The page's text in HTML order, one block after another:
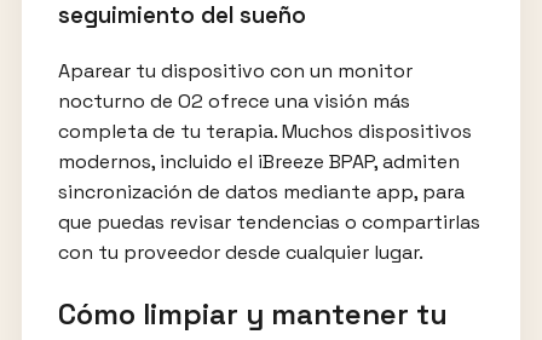
seguimiento del sueño
Aparear tu dispositivo con un monitor
nocturno de O2 ofrece una visión más
completa de tu terapia. Muchos dispositivos
modernos, incluido el iBreeze BPAP, admiten
sincronización de datos mediante app, para
que puedas revisar tendencias o compartirlas
con tu proveedor desde cualquier lugar.
Cómo limpiar y mantener tu